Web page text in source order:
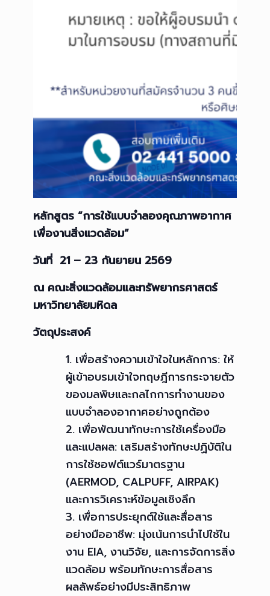
หลักสูตร “การใช้แบบจำลองคุณภาพอากาศ
เพื่องานสิ่งแวดล้อม”
วันที่ 21 – 23 กันยายน 2569
ณ คณะสิ่งแวดล้อมและทรัพยากรศาสตร์
มหาวิทยาลัยมหิดล
วัตถุประสงค์
เพื่อสร้างความเข้าใจในหลักการ: ให้
ผู้เข้าอบรมเข้าใจทฤษฎีการกระจายตัว
ของมลพิษและกลไกการทำงานของ
แบบจำลองอากาศอย่างถูกต้อง
เพื่อพัฒนาทักษะการใช้เครื่องมือ
และแปลผล: เสริมสร้างทักษะปฏิบัติใน
การใช้ซอฟต์แวร์มาตรฐาน
(AERMOD, CALPUFF, AIRPAK)
และการวิเคราะห์ข้อมูลเชิงลึก
เพื่อการประยุกต์ใช้และสื่อสาร
อย่างมืออาชีพ: มุ่งเน้นการนำไปใช้ใน
งาน EIA, งานวิจัย, และการจัดการสิ่ง
แวดล้อม พร้อมทักษะการสื่อสาร
ผลลัพธ์อย่างมีประสิทธิภาพ